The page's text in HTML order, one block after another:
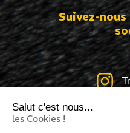
Salut c'est nous...
les Cookies !
Suivez-nous